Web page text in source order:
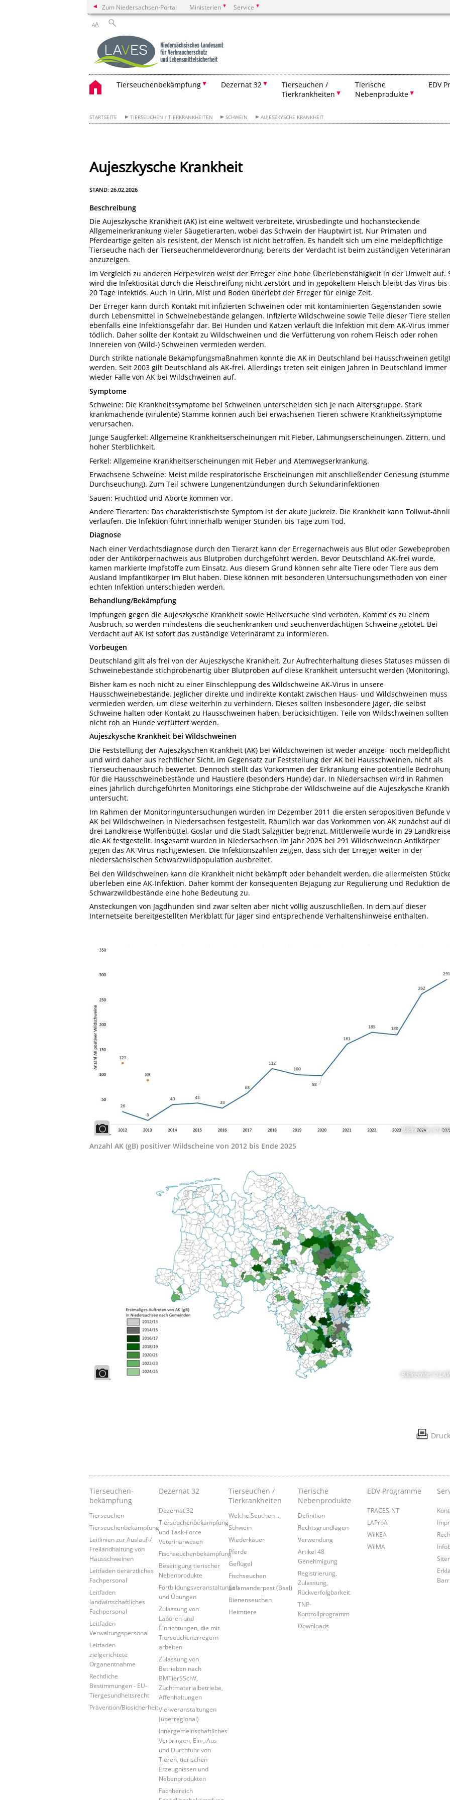
Zum Niedersachsen-Portal Ministerien Service
AA
Tierseuchenbekämpfung Dezernat 32
Tierseuchen /
Tierkrankheiten
Tierische
Nebenprodukte
EDV
STARTSEITE TIERSEUCHEN / TIERKRANKHEITEN SCHWEIN AUJESZKYSCHE KRANKHEIT
Aujeszkysche Krankheit
STAND: 26.02.2026
Beschreibung
Die Aujeszkysche Krankheit (AK) ist eine weltweit verbreitete, virusbedingte und hochansteckende
Allgemeinerkrankung vieler Säugetierarten, wobei das Schwein der Hauptwirt ist. Nur Primaten und
Pferdeartige gelten als resistent, der Mensch ist nicht betroffen. Es handelt sich um eine meldepflichtige
Tierseuche nach der Tierseuchenmeldeverordnung, bereits der Verdacht ist beim zuständigen
anzuzeigen.
Im Vergleich zu anderen Herpesviren weist der Erreger eine hohe Überlebensfähigkeit in der Umwelt auf.
wird die Infektiosität durch die Fleischreifung nicht zerstört und in gepökeltem Fleisch bleibt das Virus bis
20 Tage infektiös. Auch in Urin, Mist und Boden überlebt der Erreger für einige Zeit.
Der Erreger kann durch Kontakt mit infizierten Schweinen oder mit kontaminierten Gegenständen sowie
durch Lebensmittel in Schweinebestände gelangen. Infizierte Wildschweine sowie Teile dieser Tiere
ebenfalls eine Infektionsgefahr dar. Bei Hunden und Katzen verläuft die Infektion mit dem AK-Virus immer
tödlich. Daher sollte der Kontakt zu Wildschweinen und die Verfütterung von rohem Fleisch oder rohen
Innereien von (Wild-) Schweinen vermieden werden.
Durch strikte nationale Bekämpfungsmaßnahmen konnte die AK in Deutschland bei Hausschweinen
werden. Seit 2003 gilt Deutschland als AK-frei. Allerdings treten seit einigen Jahren in Deutschland immer
wieder Fälle von AK bei Wildschweinen auf.
Symptome
Schweine: Die Krankheitssymptome bei Schweinen unterscheiden sich je nach Altersgruppe. Stark
krankmachende (virulente) Stämme können auch bei erwachsenen Tieren schwere Krankheitssymptome
verursachen.
Junge Saugferkel: Allgemeine Krankheitserscheinungen mit Fieber, Lähmungserscheinungen, Zittern, und
hoher Sterblichkeit.
Ferkel: Allgemeine Krankheitserscheinungen mit Fieber und Atemwegserkrankung.
Erwachsene Schweine: Meist milde respiratorische Erscheinungen mit anschließender Genesung (stumme
Durchseuchung). Zum Teil schwere Lungenentzündungen durch Sekundärinfektionen
Sauen: Fruchttod und Aborte kommen vor.
Andere Tierarten: Das charakteristischste Symptom ist der akute Juckreiz. Die Krankheit kann Tollwut-
verlaufen. Die Infektion führt innerhalb weniger Stunden bis Tage zum Tod.
Diagnose
Nach einer Verdachtsdiagnose durch den Tierarzt kann der Erregernachweis aus Blut oder Gewebeproben
oder der Antikörpernachweis aus Blutproben durchgeführt werden. Bevor Deutschland AK-frei wurde,
kamen markierte Impfstoffe zum Einsatz. Aus diesem Grund können sehr alte Tiere oder Tiere aus dem
Ausland Impfantikörper im Blut haben. Diese können mit besonderen Untersuchungsmethoden von einer
echten Infektion unterschieden werden.
Behandlung/Bekämpfung
Impfungen gegen die Aujeszkysche Krankheit sowie Heilversuche sind verboten. Kommt es zu einem
Ausbruch, so werden mindestens die seuchenkranken und seuchenverdächtigen Schweine getötet. Bei
Verdacht auf AK ist sofort das zuständige Veterinäramt zu informieren.
Vorbeugen
Deutschland gilt als frei von der Aujeszkysche Krankheit. Zur Aufrechterhaltung dieses Statuses müssen
Schweinebestände stichprobenartig über Blutproben auf diese Krankheit untersucht werden (Monitoring).
Bisher kam es noch nicht zu einer Einschleppung des Wildschweine AK-Virus in unsere
Hausschweinebestände. Jeglicher direkte und indirekte Kontakt zwischen Haus- und Wildschweinen muss
vermieden werden, um diese weiterhin zu verhindern. Dieses sollten insbesondere Jäger, die selbst
Schweine halten oder Kontakt zu Hausschweinen haben, berücksichtigen. Teile von Wildschweinen sollten
nicht roh an Hunde verfüttert werden.
Aujeszkysche Krankheit bei Wildschweinen
Die Feststellung der Aujeszkyschen Krankheit (AK) bei Wildschweinen ist weder anzeige- noch
und wird daher aus rechtlicher Sicht, im Gegensatz zur Feststellung der AK bei Hausschweinen, nicht als
Tierseuchenausbruch bewertet. Dennoch stellt das Vorkommen der Erkrankung eine potentielle
für die Hausschweinebestände und Haustiere (besonders Hunde) dar. In Niedersachsen wird in Rahmen
eines jährlich durchgeführten Monitorings eine Stichprobe der Wildschweine auf die Aujeszkysche
untersucht.
Im Rahmen der Monitoringuntersuchungen wurden im Dezember 2011 die ersten seropositiven Befunde
AK bei Wildschweinen in Niedersachsen festgestellt. Räumlich war das Vorkommen von AK zunächst auf
drei Landkreise Wolfenbüttel, Goslar und die Stadt Salzgitter begrenzt. Mittlerweile wurde in 29
die AK festgestellt. Insgesamt wurden in Niedersachsen im Jahr 2025 bei 291 Wildschweinen Antikörper
gegen das AK-Virus nachgewiesen. Die Infektionszahlen zeigen, dass sich der Erreger weiter in der
niedersächsischen Schwarzwildpopulation ausbreitet.
Bei den Wildschweinen kann die Krankheit nicht bekämpft oder behandelt werden, die allermeisten
überleben eine AK-Infektion. Daher kommt der konsequenten Bejagung zur Regulierung und Reduktion
Schwarzwildbestände eine hohe Bedeutung zu.
Ansteckungen von Jagdhunden sind zwar selten aber nicht völlig auszuschließen. In dem auf dieser
Internetseite bereitgestellten Merkblatt für Jäger sind entsprechende Verhaltenshinweise enthalten.
Bildrechte: ©
Anzahl AK (gB) positiver Wildscheine von 2012 bis Ende 2025
Bildrechte: ©
Tierseuchen­
bekämpfung
Tierseuchen
Tierseuchenbekämpfung
Leitlinien zur Auslauf-/
Freilandhaltung von
Hausschweinen
Leitfaden tierärztliches
Fachpersonal
Leitfaden
landwirtschaftliches
Fachpersonal
Leitfaden
Verwaltungspersonal
Leitfaden
zielgerichtete
Organentnahme
Rechtliche
Bestimmungen - EU-
Tiergesundheitsrecht
Prävention/Biosicherheit
Dezernat 32
Dezernat 32
Tierseuchenbekämpfung
und Task-Force
Veterinärwesen
Fischseuchenbekämpfung
Beseitigung tierischer
Nebenprodukte
Fortbildungsveranstaltungen
und Übungen
Zulassung von
Laboren und
Einrichtungen, die mit
Tierseuchenerregern
arbeiten
Zulassung von
Betrieben nach
BMTierSSchV,
Zuchtmaterialbetriebe,
Affenhaltungen
Viehveranstaltungen
(überregional)
Innergemeinschaftliches
Verbringen, Ein-, Aus-
und Durchfuhr von
Tieren, tierischen
Erzeugnissen und
Nebenprodukten
Fachbereich
Tierseuchen /
Tierkrankheiten
Welche Seuchen ...
Schwein
Wiederkäuer
Pferde
Geflügel
Fischseuchen
Salamanderpest (Bsal)
Bienenseuchen
Heimtiere
Tierische
Nebenprodukte
Definition
Rechtsgrundlagen
Verwendung
Artikel 48
Genehmigung
Registrierung,
Zulassung,
Rückverfolgbarkeit
TNP-
Kontrollprogramm
Downloads
EDV Programme
TRACES-NT
LAProA
WilKEA
WilMA